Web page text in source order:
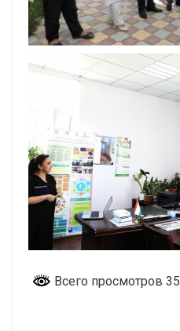
Всего просмотров 35